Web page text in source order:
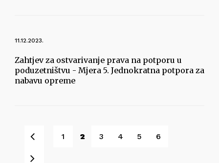
11.12.2023.
Zahtjev za ostvarivanje prava na potporu u
poduzetništvu - Mjera 5. Jednokratna potpora za
nabavu opreme
1 2 3 4 5 6